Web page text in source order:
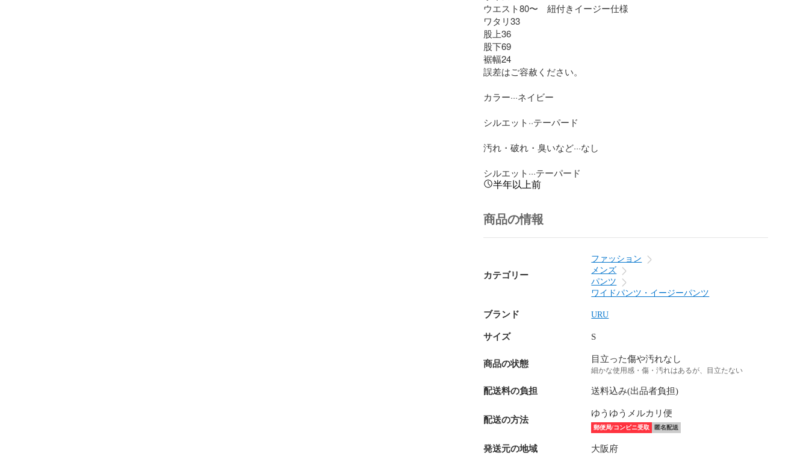
ウエスト80〜　紐付きイージー仕様
ワタリ33
股上36
股下69
裾幅24
誤差はご容赦ください。
カラー···ネイビー
シルエット··テーパード
汚れ・破れ・臭いなど···なし
シルエット···テーパード
半年以上前
商品の情報
カテゴリー
ファッション
メンズ
パンツ
ワイドパンツ・イージーパンツ
ブランド URU
サイズ S
商品の状態 目立った傷や汚れなし
細かな使用感・傷・汚れはあるが、目立たない
配送料の負担 送料込み(出品者負担)
配送の方法
ゆうゆうメルカリ便
郵便局/コンビニ受取 匿名配送
発送元の地域 大阪府